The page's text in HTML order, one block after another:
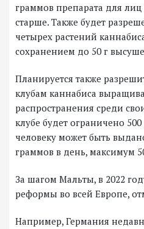
граммов препарата для лиц
старше. Также будет
четырех растений
сохранением до 50 г
Планируется также
клубам каннабиса
распространения среди
клубе будет ограничено
человеку может быть
граммов в день, максимум
За шагом Мальты, в 2022
реформы во всей Европе,
Например, Германия